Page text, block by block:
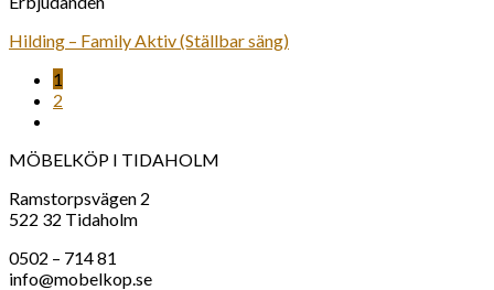
Hilding – Family Aktiv (Ställbar säng)
1
2
MÖBELKÖP I TIDAHOLM
Ramstorpsvägen 2
522 32 Tidaholm
0502 – 714 81
info@mobelkop.se